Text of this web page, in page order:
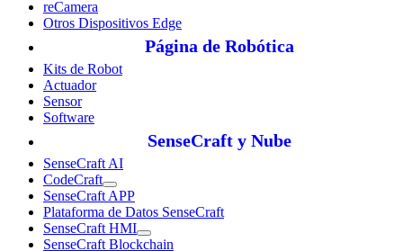
reCamera
Otros Dispositivos Edge
Página de Robótica
Kits de Robot
Actuador
Sensor
Software
SenseCraft y Nube
SenseCraft AI
CodeCraft
SenseCraft APP
Plataforma de Datos SenseCraft
SenseCraft HMI
SenseCraft Blockchain